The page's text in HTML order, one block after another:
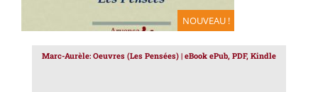
NOUVEAU !
Marc-Aurèle: Oeuvres (Les Pensées) | eBook ePub, PDF, Kindle